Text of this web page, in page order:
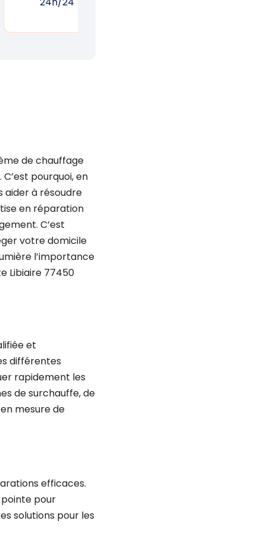
de chauffage
pourquoi, en
aider à résoudre
en réparation
C’est
votre domicile
l’importance
Libiaire 77450
et
différentes
rapidement les
de surchauffe, de
mesure de
efficaces.
pour
solutions pour les